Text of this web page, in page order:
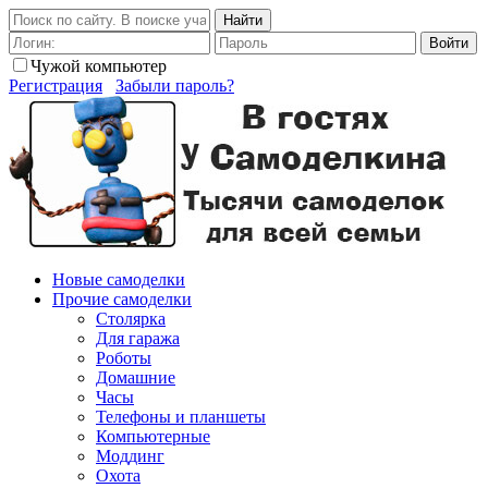
Найти
Войти
Чужой компьютер
Регистрация
Забыли пароль?
Новые самоделки
Прочие самоделки
Столярка
Для гаража
Роботы
Домашние
Часы
Телефоны и планшеты
Компьютерные
Моддинг
Охота